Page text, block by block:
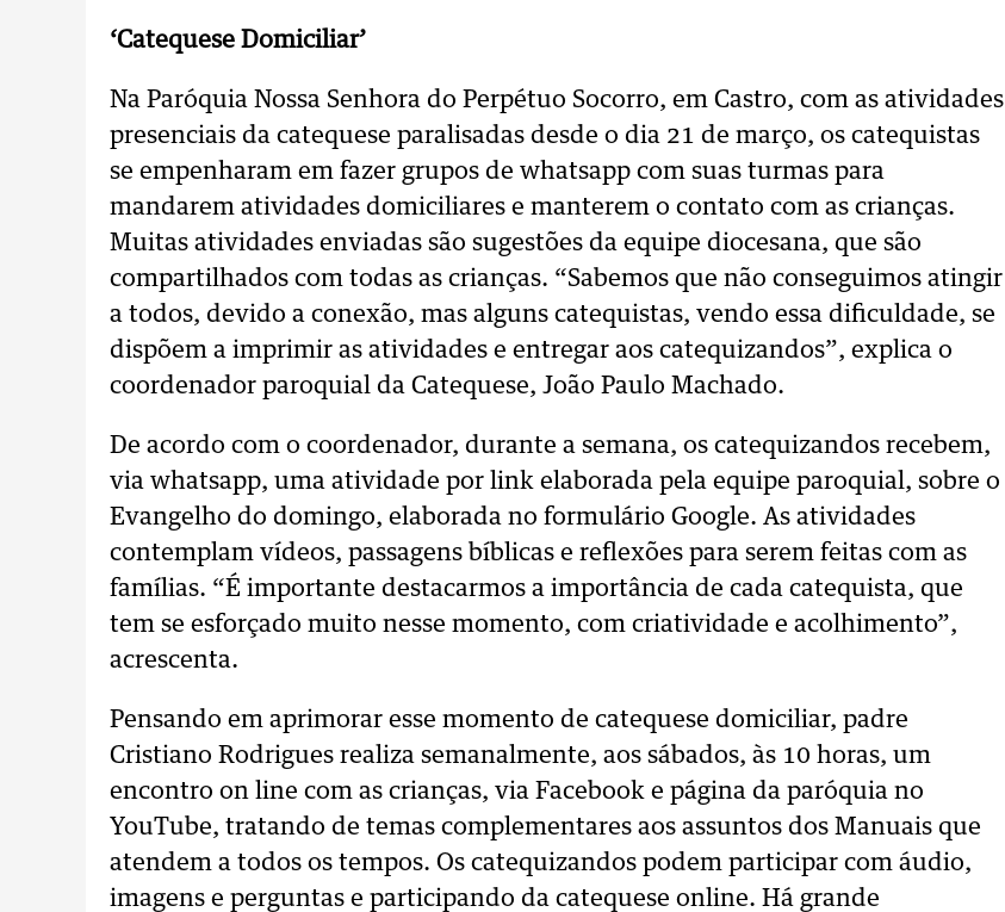
‘Catequese Domiciliar’
Na Paróquia Nossa Senhora do Perpétuo Socorro, em Castro, com as atividades
presenciais da catequese paralisadas desde o dia 21 de março, os catequistas
se empenharam em fazer grupos de whatsapp com suas turmas para
mandarem atividades domiciliares e manterem o contato com as crianças.
Muitas atividades enviadas são sugestões da equipe diocesana, que são
compartilhados com todas as crianças. “Sabemos que não conseguimos atingir
a todos, devido a conexão, mas alguns catequistas, vendo essa dificuldade, se
dispõem a imprimir as atividades e entregar aos catequizandos”, explica o
coordenador paroquial da Catequese, João Paulo Machado.
De acordo com o coordenador, durante a semana, os catequizandos recebem,
via whatsapp, uma atividade por link elaborada pela equipe paroquial, sobre o
Evangelho do domingo, elaborada no formulário Google. As atividades
contemplam vídeos, passagens bíblicas e reflexões para serem feitas com as
famílias. “É importante destacarmos a importância de cada catequista, que
tem se esforçado muito nesse momento, com criatividade e acolhimento”,
acrescenta.
Pensando em aprimorar esse momento de catequese domiciliar, padre
Cristiano Rodrigues realiza semanalmente, aos sábados, às 10 horas, um
encontro on line com as crianças, via Facebook e página da paróquia no
YouTube, tratando de temas complementares aos assuntos dos Manuais que
atendem a todos os tempos. Os catequizandos podem participar com áudio,
imagens e perguntas e participando da catequese online. Há grande